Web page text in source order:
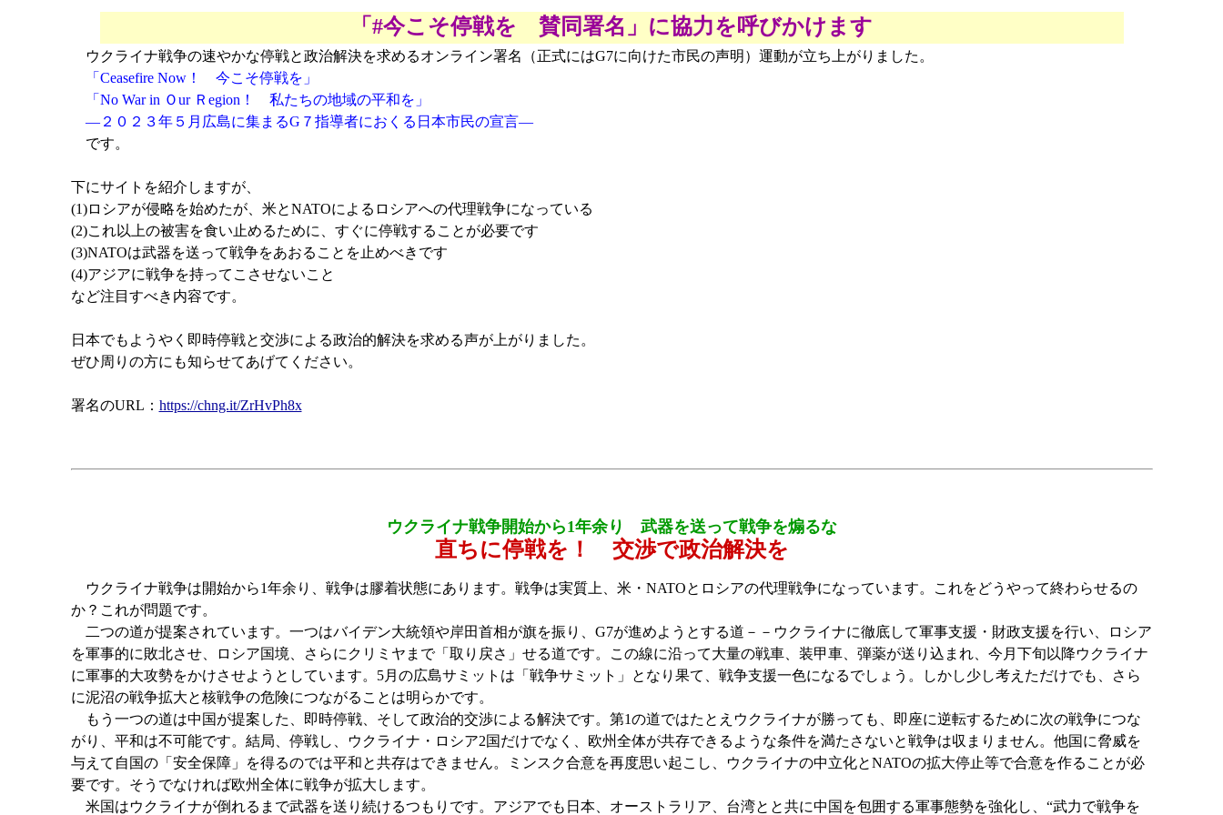
「#今こそ停戦を 賛同署名」に協力を呼びかけます
ウクライナ戦争の速やかな停戦と政治解決を求めるオンライン署名（正式にはG7に向けた市民の声明）運動が立ち上がりました。
「Ceasefire Now！ 今こそ停戦を」
「No War in Ｏur Ｒegion！ 私たちの地域の平和を」
―２０２３年５月広島に集まるG７指導者におくる日本市民の宣言―
です。
下にサイトを紹介しますが、
(1)ロシアが侵略を始めたが、米とNATOによるロシアへの代理戦争になっている
(2)これ以上の被害を食い止めるために、すぐに停戦することが必要です
(3)NATOは武器を送って戦争をあおることを止めべきです
(4)アジアに戦争を持ってこさせないこと
など注目すべき内容です。
日本でもようやく即時停戦と交渉による政治的解決を求める声が上がりました。
ぜひ周りの方にも知らせてあげてください。
署名のURL： https://chng.it/ZrHvPh8x
ウクライナ戦争開始から1年余り 武器を送って戦争を煽るな
直ちに停戦を！ 交渉で政治解決を
ウクライナ戦争は開始から1年余り、戦争は膠着状態にあります。戦争は実質上、米・NATOとロシアの代理戦争になっています。これをどうやって終わらせるの
か？これが問題です。
二つの道が提案されています。一つはバイデン大統領や岸田首相が旗を振り、G7が進めようとする道－－ウクライナに徹底して軍事支援・財政支援を行い、ロシア
を軍事的に敗北させ、ロシア国境、さらにクリミヤまで「取り戻さ」せる道です。この線に沿って大量の戦車、装甲車、弾薬が送り込まれ、今月下旬以降ウクライナ
に軍事的大攻勢をかけさせようとしています。5月の広島サミットは「戦争サミット」となり果て、戦争支援一色になるでしょう。しかし少し考えただけでも、さら
に泥沼の戦争拡大と核戦争の危険につながることは明らかです。
もう一つの道は中国が提案した、即時停戦、そして政治的交渉による解決です。第1の道ではたとえウクライナが勝っても、即座に逆転するために次の戦争につな
がり、平和は不可能です。結局、停戦し、ウクライナ・ロシア2国だけでなく、欧州全体が共存できるような条件を満たさないと戦争は収まりません。他国に脅威を
与えて自国の「安全保障」を得るのでは平和と共存はできません。ミンスク合意を再度思い起こし、ウクライナの中立化とNATOの拡大停止等で合意を作ることが必
要です。そうでなければ欧州全体に戦争が拡大します。
米国はウクライナが倒れるまで武器を送り続けるつもりです。アジアでも日本、オーストラリア、台湾とと共に中国を包囲する軍事態勢を強化し、“武力で戦争を